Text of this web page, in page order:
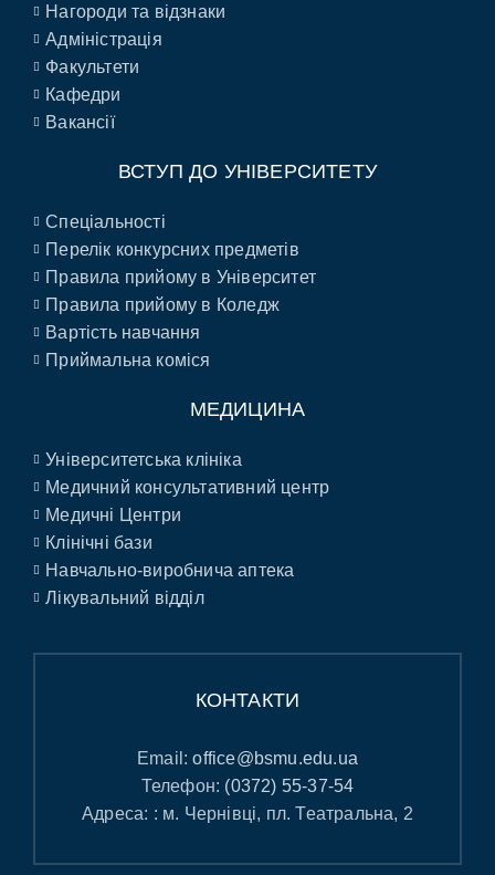
Нагороди та відзнаки
Адміністрація
Факультети
Кафедри
Вакансії
ВСТУП ДО УНІВЕРСИТЕТУ
Спеціальності
Перелік конкурсних предметів
Правила прийому в Університет
Правила прийому в Коледж
Вартість навчання
Приймальна коміся
МЕДИЦИНА
Університетська клініка
Медичний консультативний центр
Медичні Центри
Клінічні бази
Навчально-виробнича аптека
Лікувальний відділ
КОНТАКТИ
Email:office@bsmu.edu.ua
Телефон: (0372) 55-37-54
Адреса: : м. Чернівці, пл. Театральна, 2